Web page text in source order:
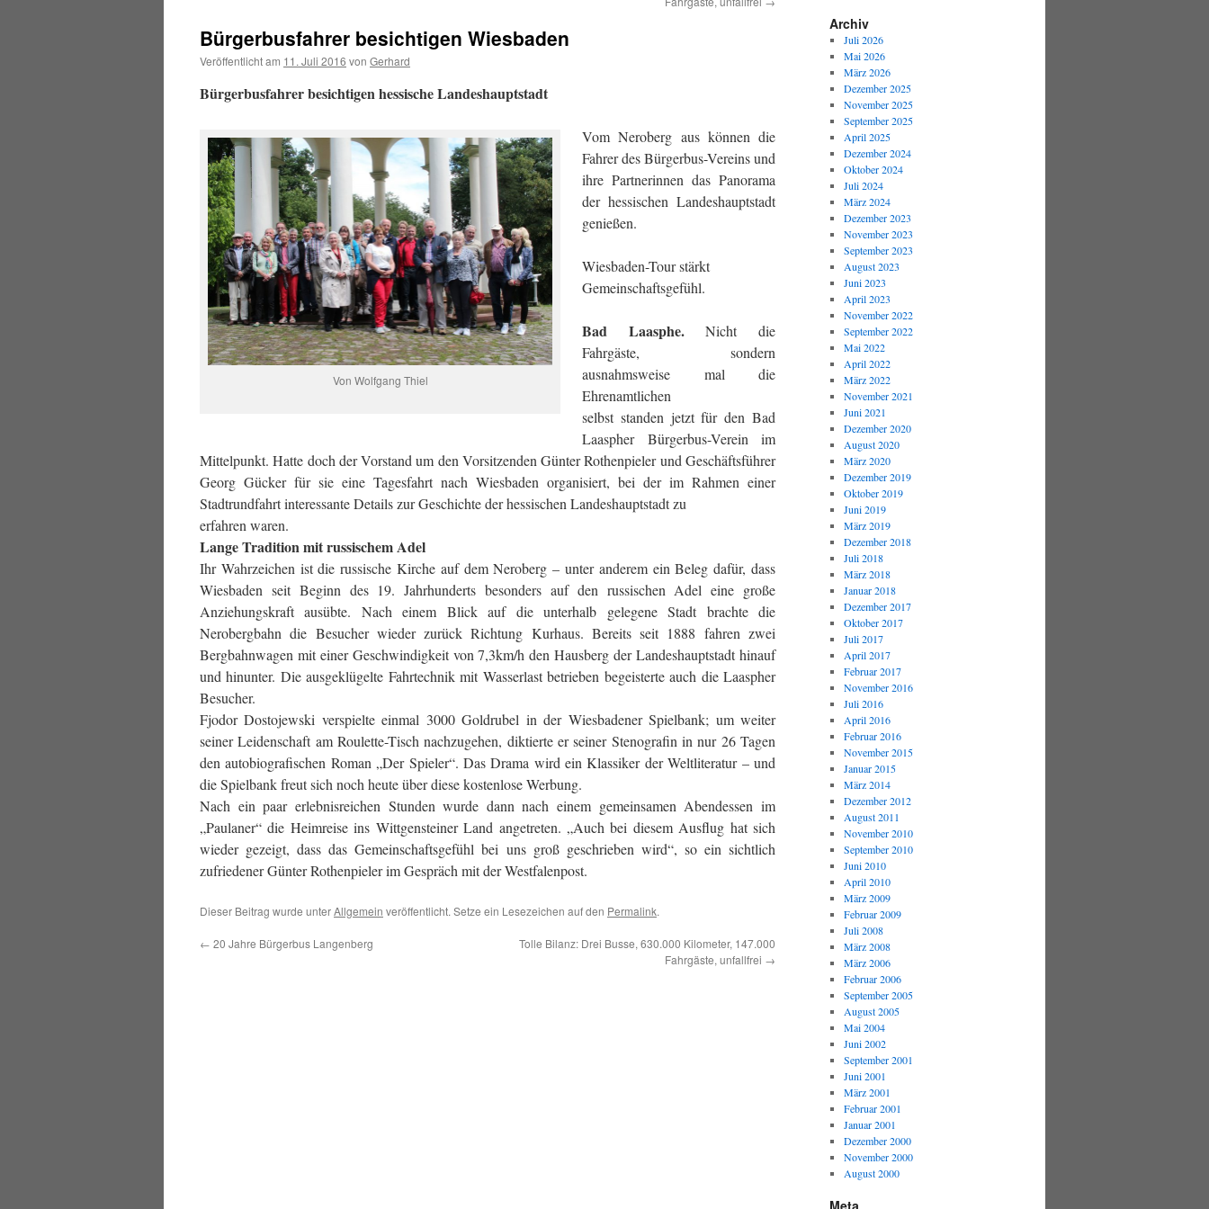
Bürgerbusfahrer besichtigen Wiesbaden
Veröffentlicht am 11. Juli 2016 von Gerhard
Bürgerbusfahrer besichtigen hessische Landeshauptstadt
Von Wolfgang Thiel
Vom Neroberg aus können die
Fahrer des Bürgerbus-Vereins und
ihre Partnerinnen das Panorama
der hessischen Landeshauptstadt
genießen.
Wiesbaden-Tour stärkt
Gemeinschaftsgefühl.
Bad Laasphe.Nicht die
Fahrgäste, sondern
ausnahmsweise mal die
Ehrenamtlichen
selbst standen jetzt für den Bad
Laaspher Bürgerbus-Verein im
Mittelpunkt. Hatte doch der Vorstand um den Vorsitzenden Günter Rothenpieler und Geschäftsführer
Georg Gücker für sie eine Tagesfahrt nach Wiesbaden organisiert, bei der im Rahmen einer
Stadtrundfahrt interessante Details zur Geschichte der hessischen Landeshauptstadt zu
erfahren waren.
Lange Tradition mit russischem Adel
Ihr Wahrzeichen ist die russische Kirche auf dem Neroberg – unter anderem ein Beleg dafür, dass
Wiesbaden seit Beginn des 19. Jahrhunderts besonders auf den russischen Adel eine große
Anziehungskraft ausübte. Nach einem Blick auf die unterhalb gelegene Stadt brachte die
Nerobergbahn die Besucher wieder zurück Richtung Kurhaus. Bereits seit 1888 fahren zwei
Bergbahnwagen mit einer Geschwindigkeit von 7,3km/h den Hausberg der Landeshauptstadt hinauf
und hinunter. Die ausgeklügelte Fahrtechnik mit Wasserlast betrieben begeisterte auch die Laaspher
Besucher.
Fjodor Dostojewski verspielte einmal 3000 Goldrubel in der Wiesbadener Spielbank; um weiter
seiner Leidenschaft am Roulette-Tisch nachzugehen, diktierte er seiner Stenografin in nur 26 Tagen
den autobiografischen Roman „Der Spieler“. Das Drama wird ein Klassiker der Weltliteratur – und
die Spielbank freut sich noch heute über diese kostenlose Werbung.
Nach ein paar erlebnisreichen Stunden wurde dann nach einem gemeinsamen Abendessen im
„Paulaner“ die Heimreise ins Wittgensteiner Land angetreten. „Auch bei diesem Ausflug hat sich
wieder gezeigt, dass das Gemeinschaftsgefühl bei uns groß geschrieben wird“, so ein sichtlich
zufriedener Günter Rothenpieler im Gespräch mit der Westfalenpost.
Dieser Beitrag wurde unterAllgemein veröffentlicht. Setze ein Lesezeichen auf den Permalink.
← 20 Jahre Bürgerbus Langenberg
Tolle Bilanz: Drei Busse, 630.000 Kilometer, 147.000
Fahrgäste, unfallfrei →
Archiv
Juli 2026
Mai 2026
März 2026
Dezember 2025
November 2025
September 2025
April 2025
Dezember 2024
Oktober 2024
Juli 2024
März 2024
Dezember 2023
November 2023
September 2023
August 2023
Juni 2023
April 2023
November 2022
September 2022
Mai 2022
April 2022
März 2022
November 2021
Juni 2021
Dezember 2020
August 2020
März 2020
Dezember 2019
Oktober 2019
Juni 2019
März 2019
Dezember 2018
Juli 2018
März 2018
Januar 2018
Dezember 2017
Oktober 2017
Juli 2017
April 2017
Februar 2017
November 2016
Juli 2016
April 2016
Februar 2016
November 2015
Januar 2015
März 2014
Dezember 2012
August 2011
November 2010
September 2010
Juni 2010
April 2010
März 2009
Februar 2009
Juli 2008
März 2008
März 2006
Februar 2006
September 2005
August 2005
Mai 2004
Juni 2002
September 2001
Juni 2001
März 2001
Februar 2001
Januar 2001
Dezember 2000
November 2000
August 2000
Meta